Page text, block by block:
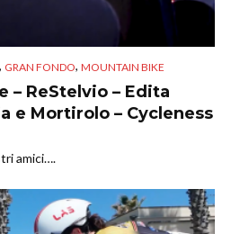
, GRAN FONDO, MOUNTAIN BIKE
– ReStelvio – Edita
e Mortirolo – Cycleness
amici….